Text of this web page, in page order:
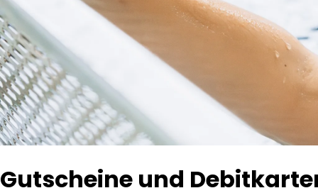
Gutscheine und